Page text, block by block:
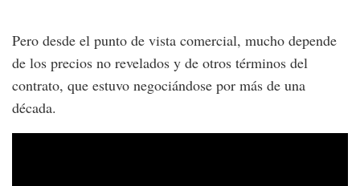
Pero desde el punto de vista comercial, mucho depende
de los precios no revelados y de otros términos del
contrato, que estuvo negociándose por más de una
década.